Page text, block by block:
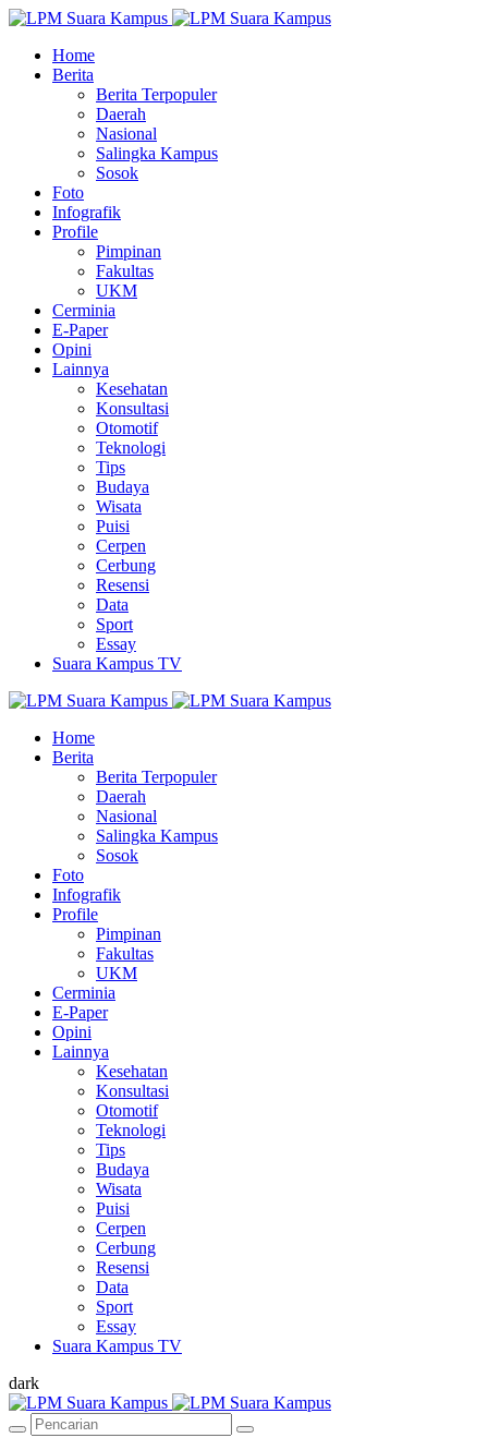
Home
Berita
Berita Terpopuler
Daerah
Nasional
Salingka Kampus
Sosok
Foto
Infografik
Profile
Pimpinan
Fakultas
UKM
Cerminia
E-Paper
Opini
Lainnya
Kesehatan
Konsultasi
Otomotif
Teknologi
Tips
Budaya
Wisata
Puisi
Cerpen
Cerbung
Resensi
Data
Sport
Essay
Suara Kampus TV
Home
Berita
Berita Terpopuler
Daerah
Nasional
Salingka Kampus
Sosok
Foto
Infografik
Profile
Pimpinan
Fakultas
UKM
Cerminia
E-Paper
Opini
Lainnya
Kesehatan
Konsultasi
Otomotif
Teknologi
Tips
Budaya
Wisata
Puisi
Cerpen
Cerbung
Resensi
Data
Sport
Essay
Suara Kampus TV
dark